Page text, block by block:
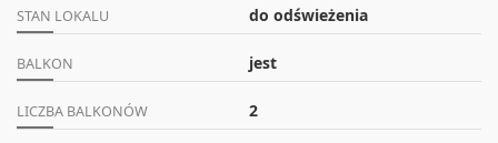
STAN LOKALU do odświeżenia
BALKON jest
LICZBA BALKONÓW 2